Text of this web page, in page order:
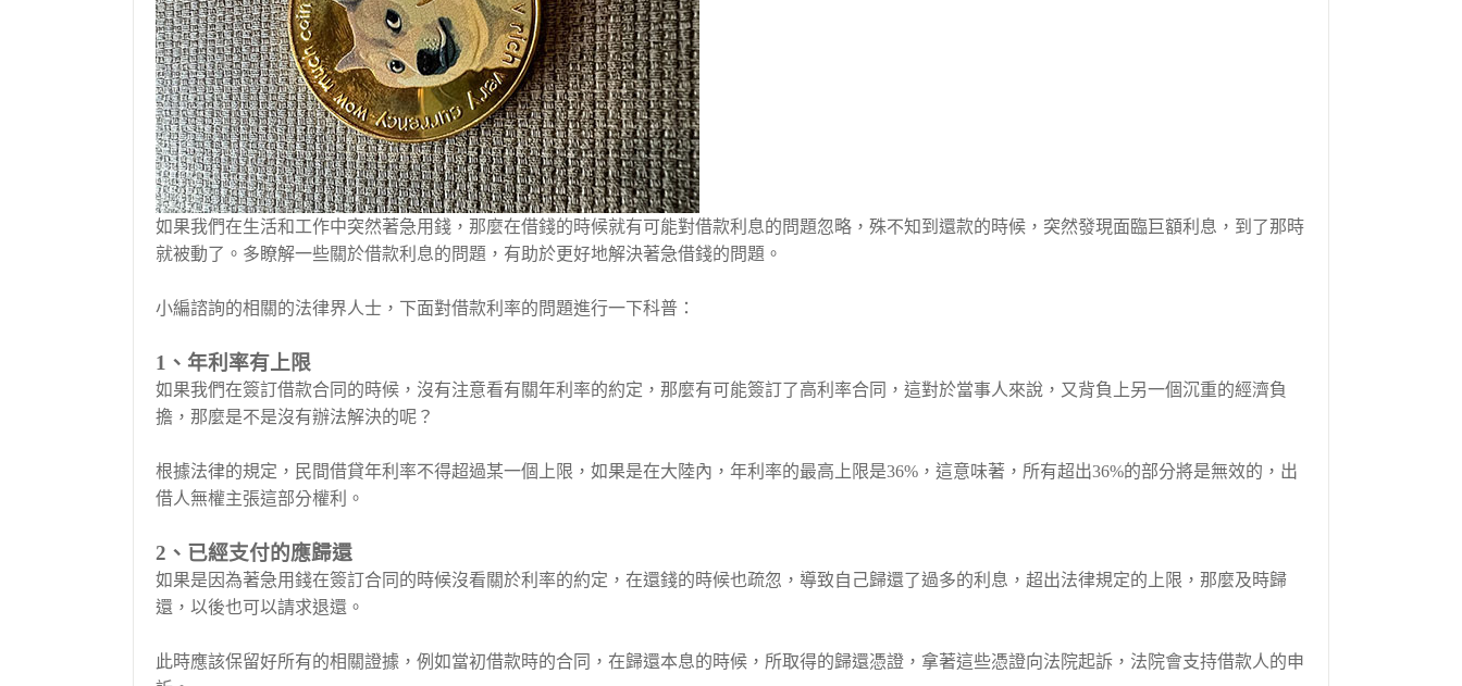
如果我們在生活和工作中突然著急用錢，那麼在借錢的時候就有可能對借款利息的問題忽略，殊不知到還款的時候，突然發現面臨巨額利息，到了那時
就被動了。多瞭解一些關於借款利息的問題，有助於更好地解決著急借錢的問題。
小編諮詢的相關的法律界人士，下面對借款利率的問題進行一下科普：
1、年利率有上限
如果我們在簽訂借款合同的時候，沒有注意看有關年利率的約定，那麼有可能簽訂了高利率合同，這對於當事人來說，又背負上另一個沉重的經濟負
擔，那麼是不是沒有辦法解決的呢？
根據法律的規定，民間借貸年利率不得超過某一個上限，如果是在大陸內，年利率的最高上限是36%，這意味著，所有超出36%的部分將是無效的，出
借人無權主張這部分權利。
2、已經支付的應歸還
如果是因為著急用錢在簽訂合同的時候沒看關於利率的約定，在還錢的時候也疏忽，導致自己歸還了過多的利息，超出法律規定的上限，那麼及時歸
還，以後也可以請求退還。
此時應該保留好所有的相關證據，例如當初借款時的合同，在歸還本息的時候，所取得的歸還憑證，拿著這些憑證向法院起訴，法院會支持借款人的申